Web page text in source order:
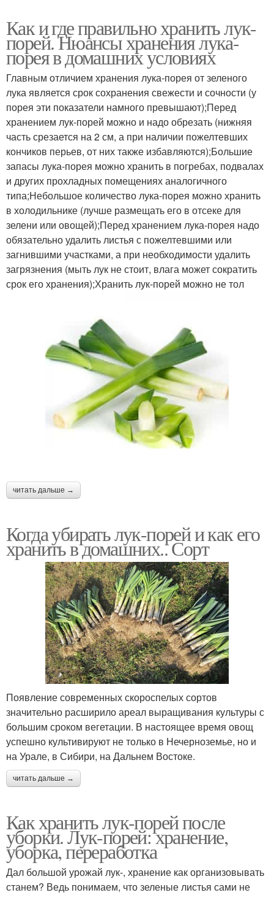
Как и где правильно хранить лук-
порей. Нюансы хранения лука-
порея в домашних условиях
Главным отличием хранения лука-порея от зеленого
лука является срок сохранения свежести и сочности (у
порея эти показатели намного превышают);Перед
хранением лук-порей можно и надо обрезать (нижняя
часть срезается на 2 см, а при наличии пожелтевших
кончиков перьев, от них также избавляются);Большие
запасы лука-порея можно хранить в погребах, подвалах
и других прохладных помещениях аналогичного
типа;Небольшое количество лука-порея можно хранить
в холодильнике (лучше размещать его в отсеке для
зелени или овощей);Перед хранением лука-порея надо
обязательно удалить листья с пожелтевшими или
загнившими участками, а при необходимости удалить
загрязнения (мыть лук не стоит, влага может сократить
срок его хранения);Хранить лук-порей можно не тол
читать дальше →
Когда убирать лук-порей и как его
хранить в домашних.. Сорт
Появление современных скороспелых сортов
значительно расширило ареал выращивания культуры с
большим сроком вегетации. В настоящее время овощ
успешно культивируют не только в Нечерноземье, но и
на Урале, в Сибири, на Дальнем Востоке.
читать дальше →
Как хранить лук-порей после
уборки. Лук-порей: хранение,
уборка, переработка
Дал большой урожай лук-, хранение как организовывать
станем? Ведь понимаем, что зеленые листья сами не